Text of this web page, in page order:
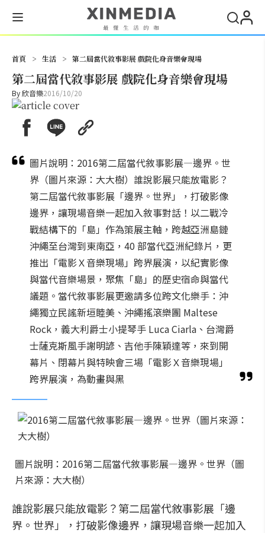
首頁 > 生活 > 第二屆當代敘事影展 戲院化身音樂會現場
第二屆當代敘事影展 戲院化身音樂會現場
By欣音樂2016/10/20
圖片說明：2016第二屆當代敘事影展—邊界。世
界（圖片來源：大大樹）誰說影展只能放電影？
第二屆當代敘事影展「邊界。世界」，打破影像
邊界，讓現場音樂一起加入敘事對話！以二戰冷
戰結構下的「島」作為策展主軸，跨越亞洲島鏈
沖繩至台灣到東南亞，40 部當代亞洲紀錄片，更
推出「電影Ｘ音樂現場」跨界展演，以紀實影像
與當代音樂場景，聚焦「島」的歷史宿命與當代
議題。當代敘事影展更邀請多位跨文化樂手：沖
繩獨立民謠新垣睦美、沖繩搖滾樂團 Maltese
Rock，義大利爵士小提琴手 Luca Ciarla、台灣爵
士薩克斯風手謝明諺、吉他手陳穎達等，來到開
幕片、閉幕片與特映會三場「電影Ｘ音樂現場」
跨界展演，為動畫與黑
圖片說明：2016第二屆當代敘事影展—邊界。世界（圖
片來源：大大樹）
誰說影展只能放電影？第二屆當代敘事影展「邊
界。世界」，打破影像邊界，讓現場音樂一起加入